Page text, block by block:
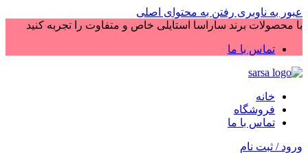
عبور به ناوبری رفتن به محتوای اصلی
با محصولات برند ساراسا استایلی خاص و متفاوت را تجربه کنید
تماس با ما
خانه
فروشگاه
تماس با ما
ورود / ثبت نام